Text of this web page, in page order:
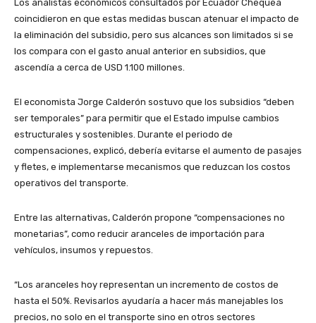
Los analistas económicos consultados por Ecuador Chequea
coincidieron en que estas medidas buscan atenuar el impacto de
la eliminación del subsidio, pero sus alcances son limitados si se
los compara con el gasto anual anterior en subsidios, que
ascendía a cerca de USD 1.100 millones.
El economista Jorge Calderón sostuvo que los subsidios “deben
ser temporales” para permitir que el Estado impulse cambios
estructurales y sostenibles. Durante el periodo de
compensaciones, explicó, debería evitarse el aumento de pasajes
y fletes, e implementarse mecanismos que reduzcan los costos
operativos del transporte.
Entre las alternativas, Calderón propone “compensaciones no
monetarias”, como reducir aranceles de importación para
vehículos, insumos y repuestos.
“Los aranceles hoy representan un incremento de costos de
hasta el 50%. Revisarlos ayudaría a hacer más manejables los
precios, no solo en el transporte sino en otros sectores